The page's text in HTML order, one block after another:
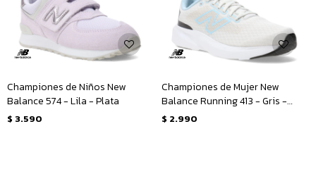
Championes de Niños New
Balance 574 - Lila - Plata
$ 3.590
Championes de Mujer New
Balance Running 413 - Gris -
Celeste
$ 2.990